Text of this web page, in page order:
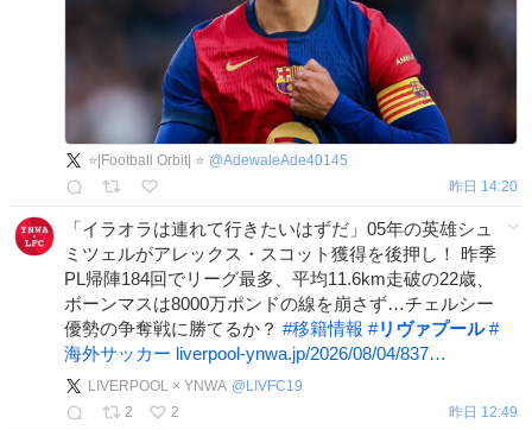
⭐|Football Orbit| ⭐ @AdewaleAde40145
昨日 14:20
「イラオラは連れて行きたいはずだ」05年の英雄シュ
ミツェルがアレックス・スコット獲得を後押し！ 昨季
PL帰陣184回でリーグ最多、平均11.6km走破の22歳、
ボーンマスは8000万ポンドの線を崩さず…チェルシー
優勢の争奪戦に勝てるか？ #移籍情報 #リヴァプール #
海外サッカー liverpool-ynwa.jp/2026/08/04/837…
LIVERPOOL × YNWA @ LIVFC19
2
2 昨日 12:49